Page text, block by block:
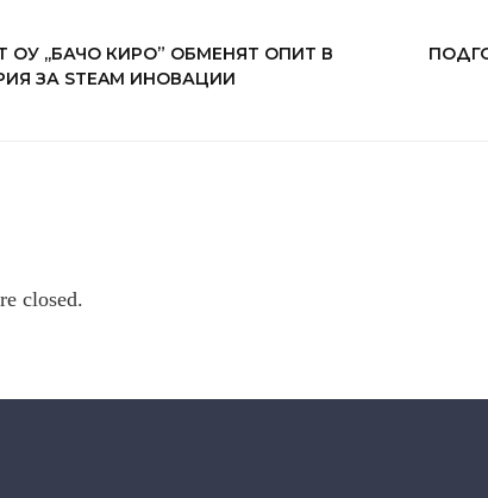
ОУ ,,БАЧО КИРО” ОБМЕНЯТ ОПИТ В
ЗА STEAM ИНОВАЦИИ
closed.